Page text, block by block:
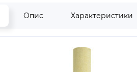
Опис Характеристики